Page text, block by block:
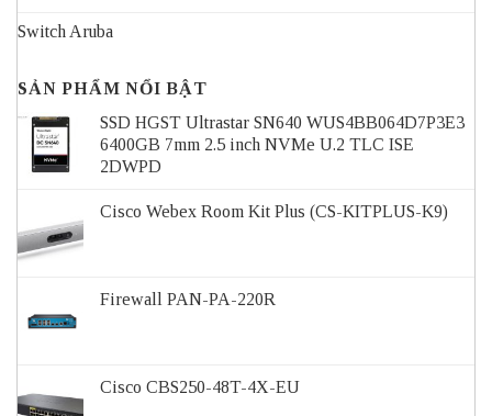
Switch Aruba
SẢN PHẨM NỔI BẬT
SSD HGST Ultrastar SN640 WUS4BB064D7P3E3
6400GB 7mm 2.5 inch NVMe U.2 TLC ISE
2DWPD
Cisco Webex Room Kit Plus (CS-KITPLUS-K9)
Firewall PAN-PA-220R
Cisco CBS250-48T-4X-EU